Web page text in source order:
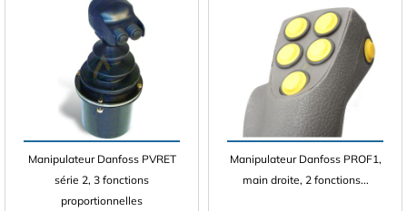
Manipulateur Danfoss PVRET
série 2, 3 fonctions
proportionnelles
Manipulateur Danfoss PROF1,
main droite, 2 fonctions...